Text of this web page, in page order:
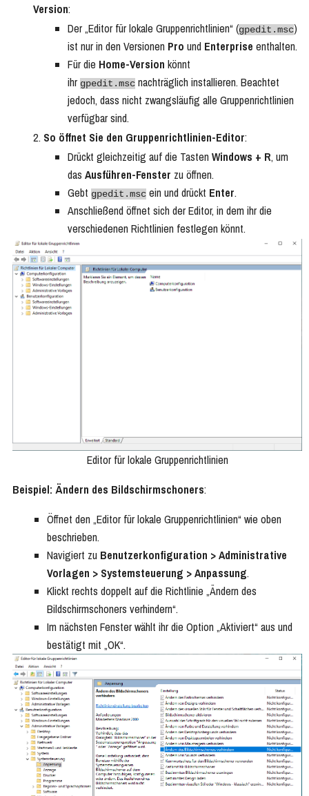
Version:
Der „Editor für lokale Gruppenrichtlinien“ (gpedit.msc)
ist nur in den Versionen Pro und Enterprise enthalten.
Für die Home-Version könnt
ihr gpedit.msc nachträglich installieren. Beachtet
jedoch, dass nicht zwangsläufig alle Gruppenrichtlinien
verfügbar sind.
So öffnet Sie den Gruppenrichtlinien-Editor:
Drückt gleichzeitig auf die Tasten Windows + R, um
das Ausführen-Fenster zu öffnen.
Gebt gpedit.msc ein und drückt Enter.
Anschließend öffnet sich der Editor, in dem ihr die
verschiedenen Richtlinien festlegen könnt.
Editor für lokale Gruppenrichtlinien
Beispiel: Ändern des Bildschirmschoners:
Öffnet den „Editor für lokale Gruppenrichtlinien“ wie oben
beschrieben.
Navigiert zu Benutzerkonfiguration > Administrative
Vorlagen > Systemsteuerung > Anpassung.
Klickt rechts doppelt auf die Richtlinie „Ändern des
Bildschirmschoners verhindern“.
Im nächsten Fenster wählt ihr die Option „Aktiviert“ aus und
bestätigt mit „OK“.